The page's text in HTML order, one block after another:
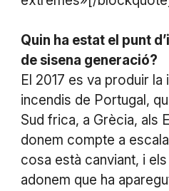
Quin ha estat el punt
de sisena generació?
El 2017 es va produir
incendis de Portugal,
Sud frica, a Grècia, als
donem compte a
cosa està canviant, i
adonem que ha